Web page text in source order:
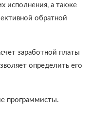
исполнения, а также
обратной
заработной платы
определить его
программисты.